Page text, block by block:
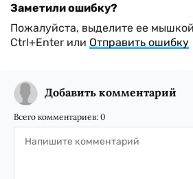
Заметили ошибку?
Пожалуйста, выделите ее
Ctrl+Enter или Отправить ошибку
Добавить комментарий
Всего комментариев: 0